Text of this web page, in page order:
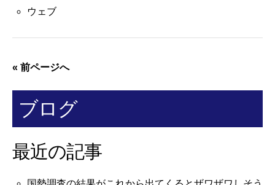
ウェブ
« 前ページへ
ブログ
最近の記事